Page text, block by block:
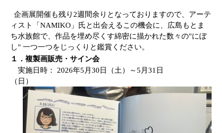
企画展開催も残り 2週間余りとなっておりますので、アーテ
ィスト「 NAMIKO」氏と出会えるこの機会に、広島もとま
ち水族館で、作品を埋め尽くす綿密に描かれた数々の"にぼ
し" 一つ一つをじっくりと鑑賞ください。
１．複製画販売・サイン会
実施日時：
2026年5 月 30 日（土）～5 月 31 日
（日）